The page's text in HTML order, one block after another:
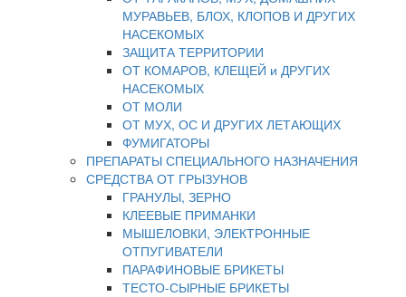
МУРАВЬЕВ, БЛОХ, КЛОПОВ И ДРУГИХ
НАСЕКОМЫХ
ЗАЩИТА ТЕРРИТОРИИ
ОТ КОМАРОВ, КЛЕЩЕЙ и ДРУГИХ
НАСЕКОМЫХ
ОТ МОЛИ
ОТ МУХ, ОС И ДРУГИХ ЛЕТАЮЩИХ
ФУМИГАТОРЫ
ПРЕПАРАТЫ СПЕЦИАЛЬНОГО НАЗНАЧЕНИЯ
СРЕДСТВА ОТ ГРЫЗУНОВ
ГРАНУЛЫ, ЗЕРНО
КЛЕЕВЫЕ ПРИМАНКИ
МЫШЕЛОВКИ, ЭЛЕКТРОННЫЕ
ОТПУГИВАТЕЛИ
ПАРАФИНОВЫЕ БРИКЕТЫ
ТЕСТО-СЫРНЫЕ БРИКЕТЫ